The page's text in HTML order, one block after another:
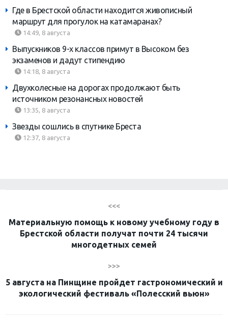
Где в Брестской области находится живописный
маршрут для прогулок на катамаранах?
14:49, 8 августа
Выпускников 9-х классов примут в Высоком без
экзаменов и дадут стипендию
14:18, 8 августа
Двухколесные на дорогах продолжают быть
источником резонансных новостей
13:35, 8 августа
Звезды сошлись в спутнике Бреста
12:37, 8 августа
<<<
Материальную помощь к новому учебному году в
Брестской области получат почти 24 тысячи
многодетных семей
>>>
5 августа на Пинщине пройдет гастрономический и
экологический фестиваль «Полесский вьюн»